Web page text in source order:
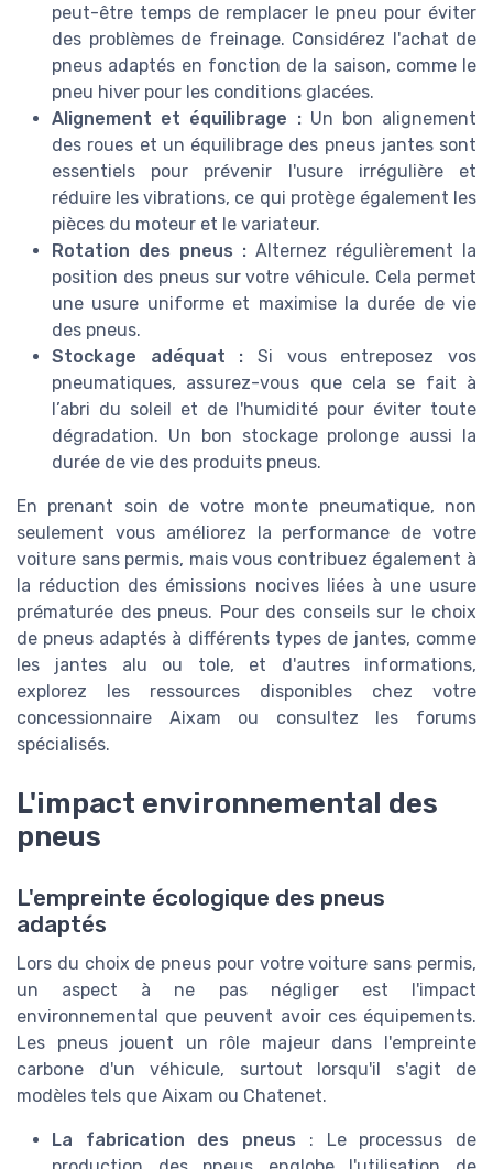
peut-être temps de remplacer le pneu pour éviter
des problèmes de freinage. Considérez l'achat de
pneus adaptés en fonction de la saison, comme le
pneu hiver pour les conditions glacées.
Alignement et équilibrage :Un bon alignement
des roues et un équilibrage des pneus jantes sont
essentiels pour prévenir l'usure irrégulière et
réduire les vibrations, ce qui protège également les
pièces du moteur et le variateur.
Rotation des pneus : Alternez régulièrement la
position des pneus sur votre véhicule. Cela permet
une usure uniforme et maximise la durée de vie
des pneus.
Stockage adéquat : Si vous entreposez vos
pneumatiques, assurez-vous que cela se fait à
l’abri du soleil et de l'humidité pour éviter toute
dégradation. Un bon stockage prolonge aussi la
durée de vie des produits pneus.
En prenant soin de votre monte pneumatique, non
seulement vous améliorez la performance de votre
voiture sans permis, mais vous contribuez également à
la réduction des émissions nocives liées à une usure
prématurée des pneus. Pour des conseils sur le choix
de pneus adaptés à différents types de jantes, comme
les jantes alu ou tole, et d'autres informations,
explorez les ressources disponibles chez votre
concessionnaire Aixam ou consultez les forums
spécialisés.
L'impact environnemental des
pneus
L'empreinte écologique des pneus
adaptés
Lors du choix de pneus pour votre voiture sans permis,
un aspect à ne pas négliger est l'impact
environnemental que peuvent avoir ces équipements.
Les pneus jouent un rôle majeur dans l'empreinte
carbone d'un véhicule, surtout lorsqu'il s'agit de
modèles tels que Aixam ou Chatenet.
La fabrication des pneus : Le processus de